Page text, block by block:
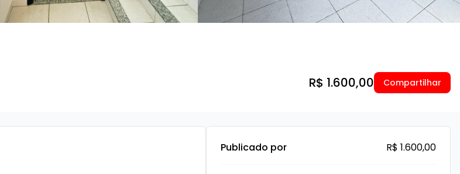
R$ 1.600,00 Compartilhar
Publicado por R$ 1.600,00